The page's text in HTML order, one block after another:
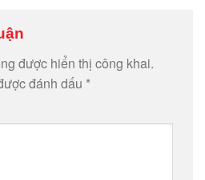
được hiển thị công khai.
đánh dấu *